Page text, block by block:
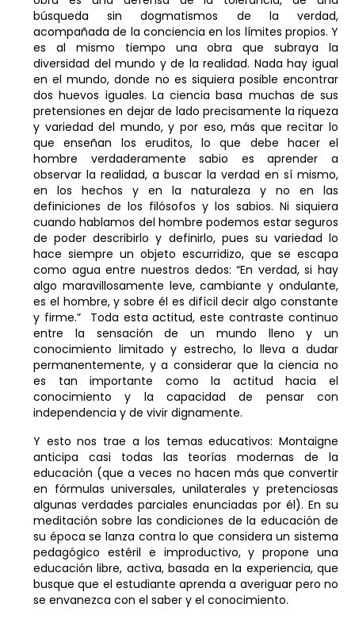
búsqueda sin dogmatismos de la verdad,
acompañada de la conciencia en los límites propios. Y
es al mismo tiempo una obra que subraya la
diversidad del mundo y de la realidad. Nada hay igual
en el mundo, donde no es siquiera posible encontrar
dos huevos iguales. La ciencia basa muchas de sus
pretensiones en dejar de lado precisamente la riqueza
y variedad del mundo, y por eso, más que recitar lo
que enseñan los eruditos, lo que debe hacer el
hombre verdaderamente sabio es aprender a
observar la realidad, a buscar la verdad en sí mismo,
en los hechos y en la naturaleza y no en las
definiciones de los filósofos y los sabios. Ni siquiera
cuando hablamos del hombre podemos estar seguros
de poder describirlo y definirlo, pues su variedad lo
hace siempre un objeto escurridizo, que se escapa
como agua entre nuestros dedos: “En verdad, si hay
algo maravillosamente leve, cambiante y ondulante,
es el hombre, y sobre él es difícil decir algo constante
y firme.” Toda esta actitud, este contraste continuo
entre la sensación de un mundo lleno y un
conocimiento limitado y estrecho, lo lleva a dudar
permanentemente, y a considerar que la ciencia no
es tan importante como la actitud hacia el
conocimiento y la capacidad de pensar con
independencia y de vivir dignamente.
Y esto nos trae a los temas educativos: Montaigne
anticipa casi todas las teorías modernas de la
educación (que a veces no hacen más que convertir
en fórmulas universales, unilaterales y pretenciosas
algunas verdades parciales enunciadas por él). En su
meditación sobre las condiciones de la educación de
su época se lanza contra lo que considera un sistema
pedagógico estéril e improductivo, y propone una
educación libre, activa, basada en la experiencia, que
busque que el estudiante aprenda a averiguar pero no
se envanezca con el saber y el conocimiento.